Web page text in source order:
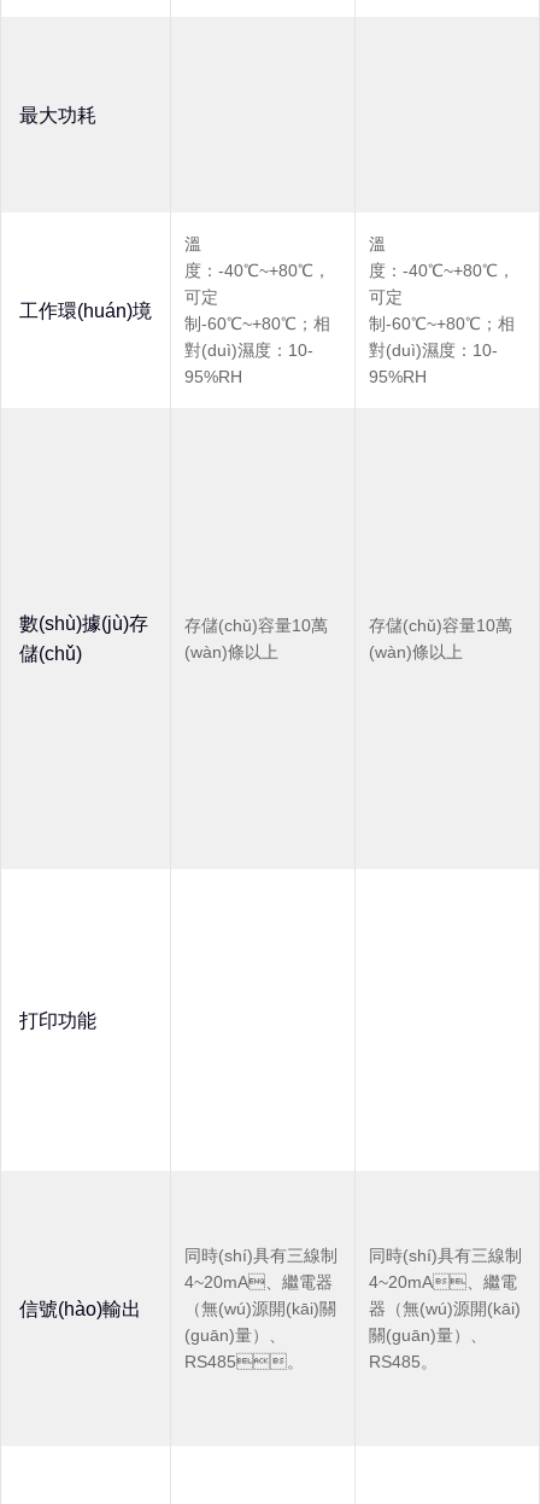
最大功耗
工作環(huán)境
數(shù)據(jù)存
儲(chǔ)
打印功能
信號(hào)輸出
溫
度：-40℃~+80℃，
可定
制-60℃~+80℃；相
對(duì)濕度：10-
95%RH
存儲(chǔ)容量10萬
(wàn)條以上
同時(shí)具有三線制
4~20mA、繼電器
（無(wú)源開(kāi)關
(guān)量）、
RS485。
溫
度：-40℃~+80℃，
可定
制-60℃~+80℃；相
對(duì)濕度：10-
95%RH
存儲(chǔ)容量10萬
(wàn)條以上
同時(shí)具有三線制
4~20mA、繼電
器（無(wú)源開(kāi)
關(guān)量）、
RS485。